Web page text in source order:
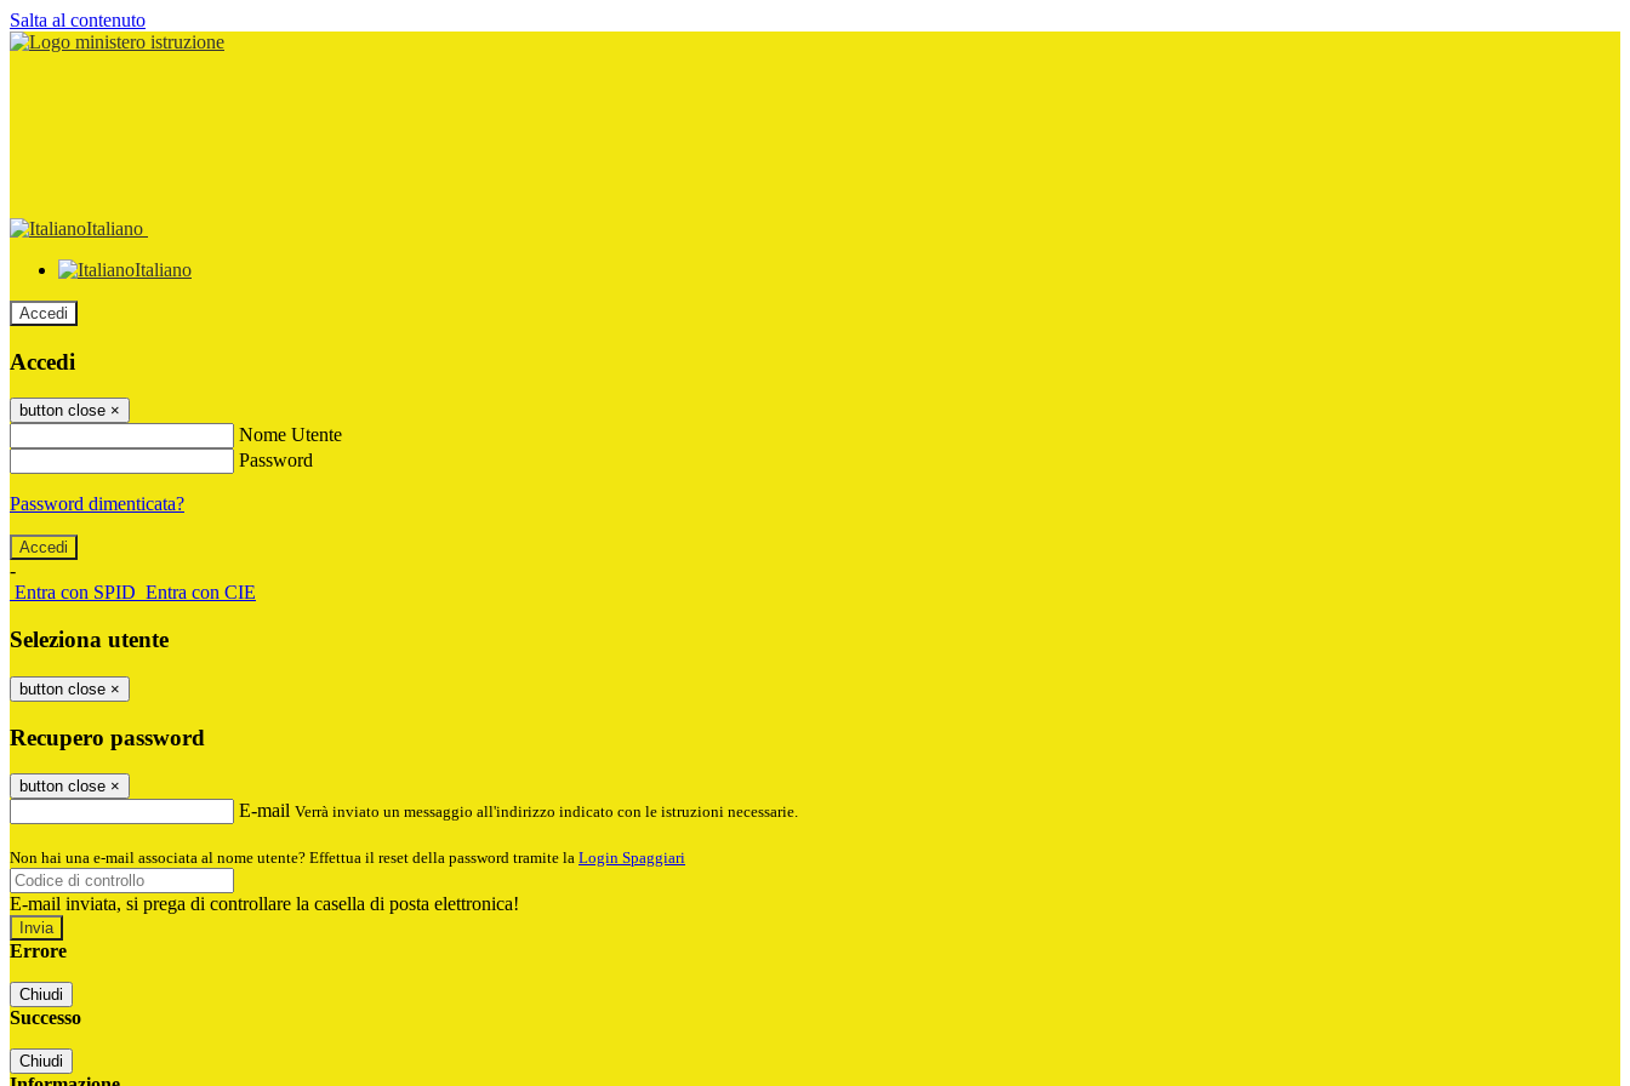
Salta al contenuto
Italiano
Italiano
Accedi
Accedi
button close ×
Nome Utente
Password
Password dimenticata?
-
Entra con SPID Entra con CIE
Seleziona utente
button close ×
Recupero password
button close ×
E-mail Verrà inviato un messaggio all'indirizzo indicato con le istruzioni necessarie.
Non hai una e-mail associata al nome utente? Effettua il reset della password tramite la Login Spaggiari
E-mail inviata, si prega di controllare la casella di posta elettronica!
Errore
Chiudi
Successo
Chiudi